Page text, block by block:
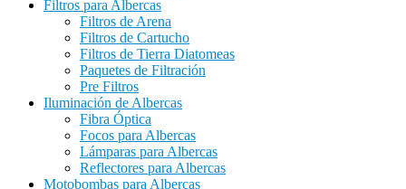
Filtros para Albercas
Filtros de Arena
Filtros de Cartucho
Filtros de Tierra Diatomeas
Paquetes de Filtración
Pre Filtros
Iluminación de Albercas
Fibra Óptica
Focos para Albercas
Lámparas para Albercas
Reflectores para Albercas
Motobombas para Albercas